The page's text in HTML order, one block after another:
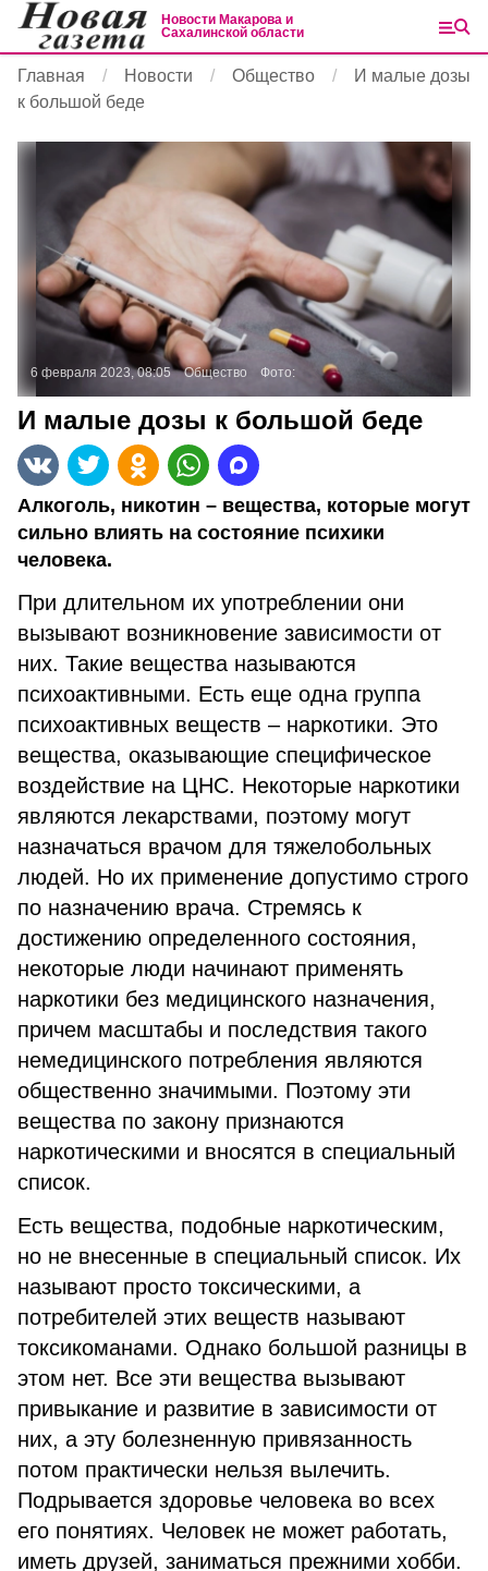
Новости Макарова и
Сахалинской области
Главная Новости Общество
И малые дозы
к большой беде
6 февраля 2023, 08:05 Общество Фото:
И малые дозы к большой беде
Алкоголь, никотин – вещества, которые могут
сильно влиять на состояние психики
человека.
При длительном их употреблении они
вызывают возникновение зависимости от
них. Такие вещества называются
психоактивными. Есть еще одна группа
психоактивных веществ – наркотики. Это
вещества, оказывающие специфическое
воздействие на ЦНС. Некоторые наркотики
являются лекарствами, поэтому могут
назначаться врачом для тяжелобольных
людей. Но их применение допустимо строго
по назначению врача. Стремясь к
достижению определенного состояния,
некоторые люди начинают применять
наркотики без медицинского назначения,
причем масштабы и последствия такого
немедицинского потребления являются
общественно значимыми. Поэтому эти
вещества по закону признаются
наркотическими и вносятся в специальный
список.
Есть вещества, подобные наркотическим,
но не внесенные в специальный список. Их
называют просто токсическими, а
потребителей этих веществ называют
токсикоманами. Однако большой разницы в
этом нет. Все эти вещества вызывают
привыкание и развитие в зависимости от
них, а эту болезненную привязанность
потом практически нельзя вылечить.
Подрывается здоровье человека во всех
его понятиях. Человек не может работать,
иметь друзей, заниматься прежними хобби.